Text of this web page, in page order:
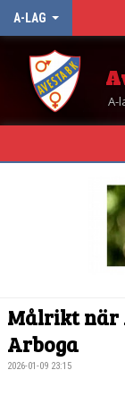
A-LAG
A-
MATCHER
TABELL OCH RESULTAT
Målrikt när
Arboga
2026-01-09 23:15